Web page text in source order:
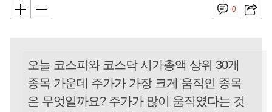
0
오늘 코스피와 코스닥 시가총액 상위 30개
종목 가운데 주가가 가장 크게 움직인 종목
은 무엇일까요? 주가가 많이 움직였다는 것